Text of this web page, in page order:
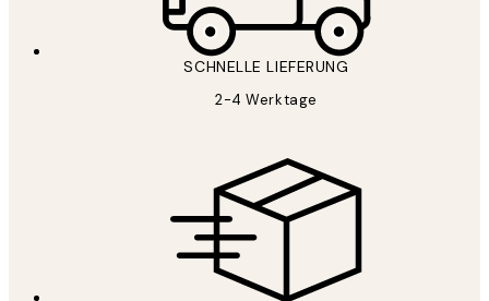
SCHNELLE LIEFERUNG
2-4 Werktage